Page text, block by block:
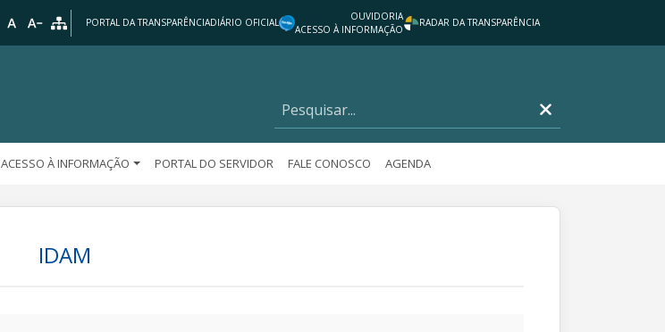
PORTAL DA TRANSPARÊNCIADIÁRIO OFICIAL
OUVIDORIA
ACESSO À INFORMAÇÃO
RADAR DA TRANSPARÊNCIA
ACESSO À INFORMAÇÃO PORTAL DO SERVIDOR FALE CONOSCO AGENDA
IDAM